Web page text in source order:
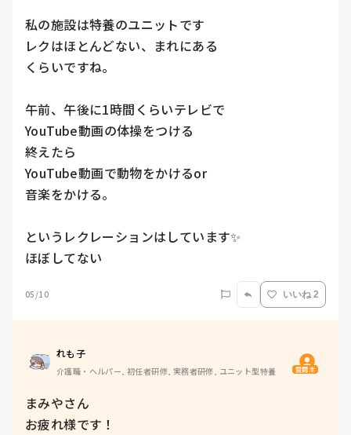
私の施設は特養のユニットです
レクはほとんどない、まれにある
くらいですね。
午前、午後に1時間くらいテレビで
YouTube動画の体操をつける
終えたら
YouTube動画で動物をかけるor
音楽をかける。
というレクレーションはしています✨
ほぼしてない
05/10 いいね 2
れも子
介護職・ヘルパー, 初任者研修, 実務者研修, ユニット型特養 質問主
まみやさん
お疲れ様です！